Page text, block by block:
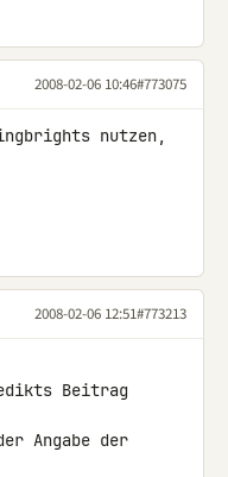
2008-02-06 10:46#773075
nutzen,
2008-02-06 12:51#773213
Beitrag
Angabe der